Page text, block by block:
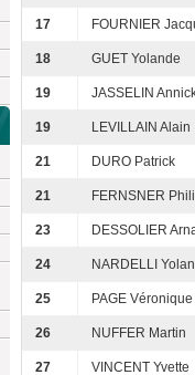
17 FOURNIER
18 GUET Yolande
19 JASSELIN
19 LEVILLAIN Alain
21 DURO Patrick
21 FERNSNER
23 DESSOLIER
24 NARDELLI
25 PAGE Véronique
26 NUFFER Martin
27 VINCENT Yvette